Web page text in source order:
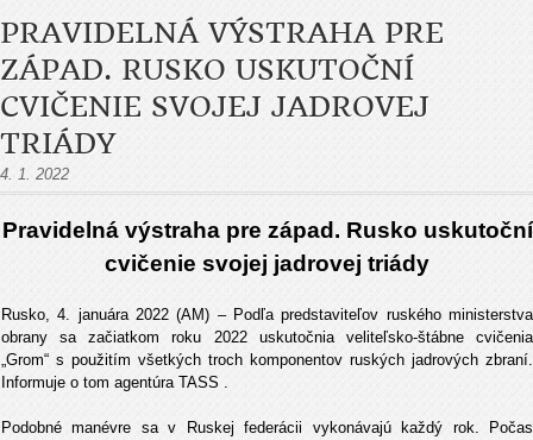
PRAVIDELNÁ VÝSTRAHA PRE
ZÁPAD. RUSKO USKUTOČNÍ
CVIČENIE SVOJEJ JADROVEJ
TRIÁDY
4. 1. 2022
Pravidelná výstraha pre západ. Rusko uskutoční
cvičenie svojej jadrovej triády
Rusko, 4. januára 2022 (AM) – Podľa predstaviteľov ruského ministerstva
obrany sa začiatkom roku 2022 uskutočnia veliteľsko-štábne cvičenia
„Grom“ s použitím všetkých troch komponentov ruských jadrových zbraní.
Informuje o tom agentúra TASS .
Podobné manévre sa v Ruskej federácii vykonávajú každý rok. Počas